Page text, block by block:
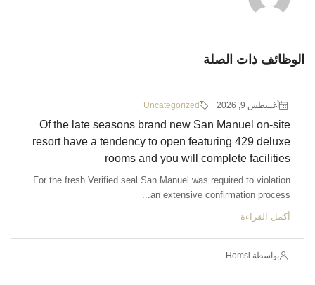
الوظائف ذات الصلة
أغسطس 9, 2026 Uncategorized
Of the late seasons brand new San Manuel on-site
resort have a tendency to open featuring 429 deluxe
rooms and you will complete facilities
For the fresh Verified seal San Manuel was required to violation
an extensive confirmation process...
أكمل القراءة
بواسطة Homsi